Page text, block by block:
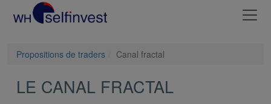
Propositions de traders Canal fractal
LE CANAL FRACTAL